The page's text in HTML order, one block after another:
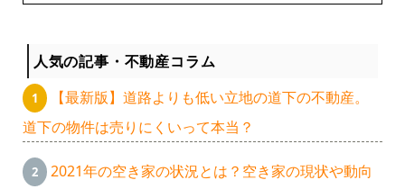
人気の記事・不動産コラム
【最新版】道路よりも低い立地の道下の不動産。
道下の物件は売りにくいって本当？
2021年の空き家の状況とは？空き家の現状や動向